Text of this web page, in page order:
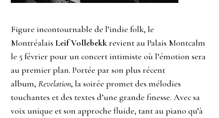
Figure incontournable de l’indie folk, le
Montréalais Leif Vollebekkrevient au Palais Montcalm
le 5 février pour un concert intimiste où l’émotion sera
au premier plan. Portée par son plus récent
album,Revelation, la soirée promet des mélodies
touchantes et des textes d’une grande finesse. Avec sa
voix unique et son approche fluide, tant au piano qu’à